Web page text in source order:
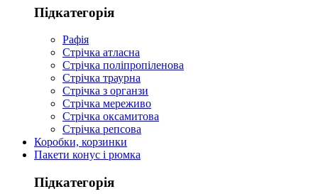
Підкатегорія
Рафія
Стрічка атласна
Стрічка поліпропіленова
Стрічка траурна
Стрічка з органзи
Стрічка мереживо
Стрічка оксамитова
Стрічка репсова
Коробки, корзинки
Пакети конус і рюмка
Підкатегорія